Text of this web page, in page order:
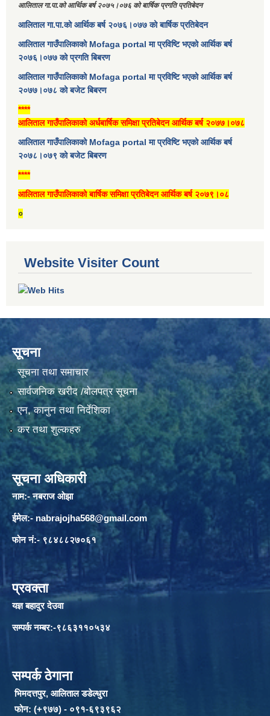
आलिताल गा.पा.को आर्थिक बर्ष २०७५।०७६ को बार्षिक प्रगति प्रतिबेदन
आलिताल गा.पा.को आर्थिक बर्ष २०७६।०७७ को बार्षिक प्रतिबेदन
आलिताल गाउँपालिकाको Mofaga portal मा प्रविष्टि भएको आर्थिक बर्ष
२०७६।०७७ को प्रगति बिबरण
आलिताल गाउँपालिकाको Mofaga portal मा प्रविष्टि भएको आर्थिक बर्ष
२०७७।०७८ को बजेट बिबरण
****
आलिताल गाउँपालिकाको अर्धबार्षिक समिक्षा प्रतिबेदन आर्थिक बर्ष २०७७।०७८
आलिताल गाउँपालिकाको Mofaga portal मा प्रविष्टि भएको आर्थिक बर्ष
२०७८।०७९ को बजेट बिबरण
****
आलिताल गाउँपालिकाको बार्षिक समिक्षा प्रतिबेदन आर्थिक बर्ष २०७९।०८
०
Website Visiter Count
सूचना
सूचना तथा समाचार
सार्वजनिक खरीद /बोलपत्र सूचना
एन, कानुन तथा निर्देशिका
कर तथा शुल्कहरु
सूचना अधिकारी
नाम:- नबराज ओझा
ईमेल:- nabrajojha568@gmail.com
फोन नं:- ९८४८८२७०६१
प्रवक्ता
यज्ञ बहादुर देउवा
सम्पर्क नम्बर:-९८६३११०५३४
सम्पर्क ठेगाना
भिमदत्तपुर, आलिताल डडेल्धुरा
फोन: (+९७७) - ०९१-६९३९६२